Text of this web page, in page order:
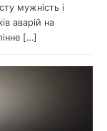
мужність і
аварій на
[…]